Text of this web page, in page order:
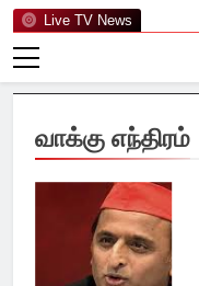
Live TV News
வாக்கு எந்திரம்